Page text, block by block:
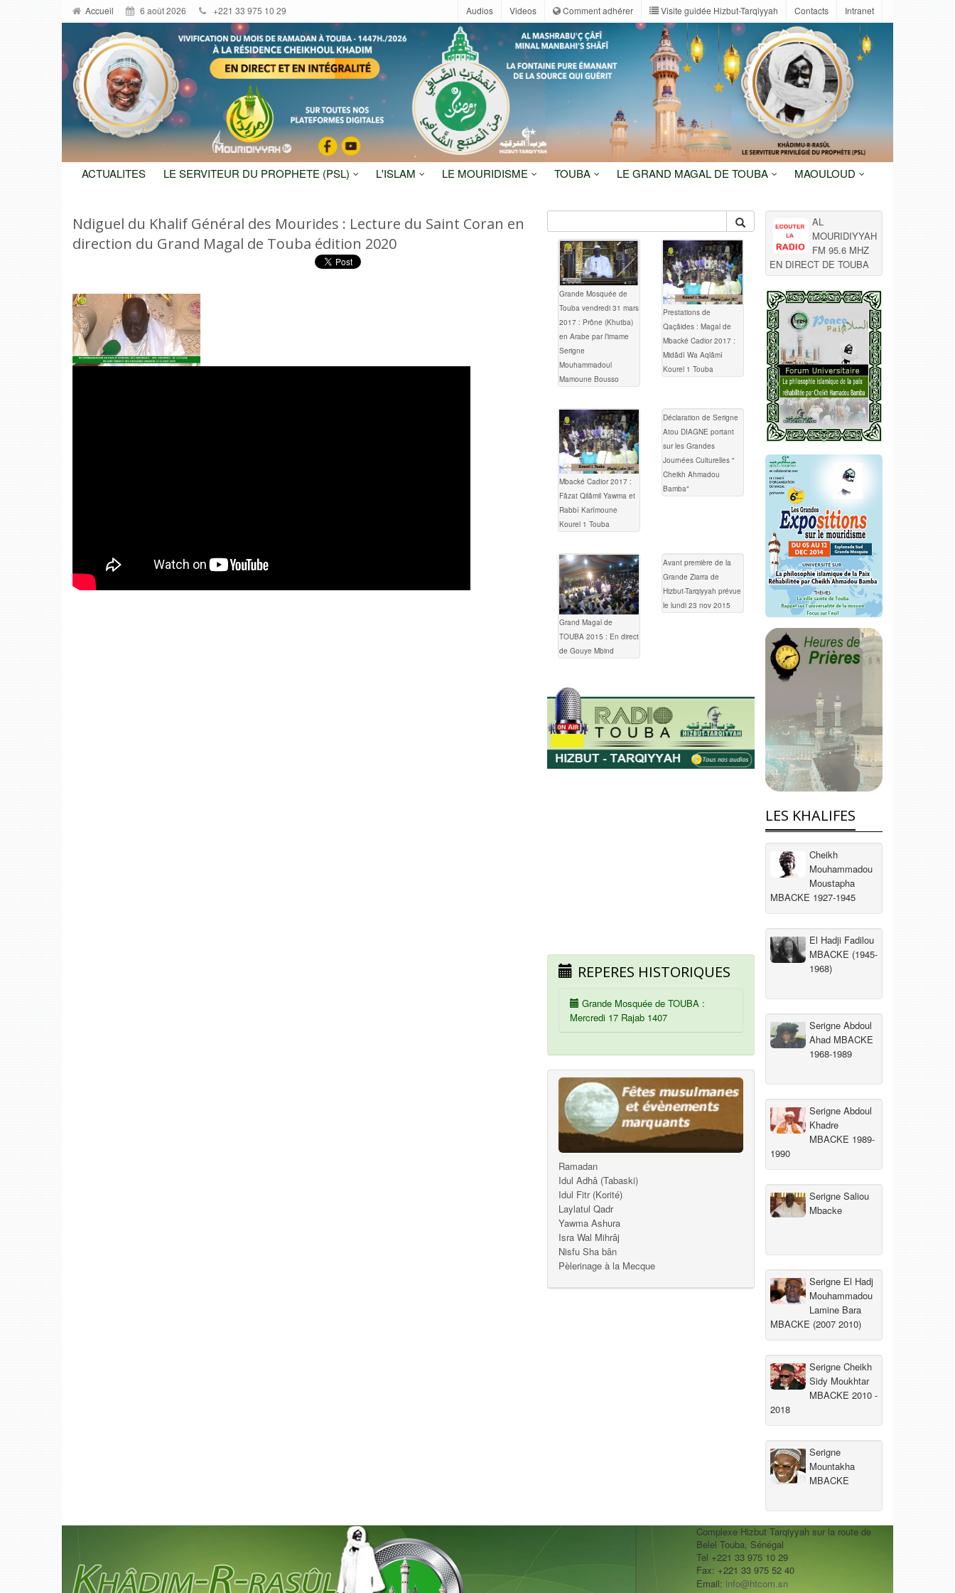
Accueil 6 août 2026 +221 33 975 10 29 Audios Videos Comment adhérer Visite guidée Hizbut-Tarqiyyah Contacts Intranet
ACTUALITES LE SERVITEUR DU PROPHETE (PSL) L'ISLAM LE MOURIDISME TOUBA LE GRAND MAGAL DE TOUBA MAOULOUD
Ndiguel du Khalif Général des Mourides : Lecture du Saint Coran en
direction du Grand Magal de Touba édition 2020
Grande Mosquée de
Touba vendredi 31 mars
2017 : Prône (Khutba)
en Arabe par l’imame
Serigne
Mouhammadoul
Mamoune Bousso
Prestations de
Qaçâides : Magal de
Mbacké Cadior 2017 :
Midâdî Wa Aqlâmî
Kourel 1 Touba
Mbacké Cadior 2017 :
Fâzat Qilâmil Yawma et
Rabbî Karîmoune
Kourel 1 Touba
Déclaration de Serigne
Atou DIAGNE portant
sur les Grandes
Journées Culturelles "
Cheikh Ahmadou
Bamba"
Grand Magal de
TOUBA 2015 : En direct
de Gouye Mbind
Avant première de la
Grande Ziarra de
Hizbut-Tarqiyyah prévue
le lundi 23 nov 2015
REPERES HISTORIQUES
Grande Mosquée de TOUBA :
Mercredi 17 Rajab 1407
Ramadan
Idul Adhâ (Tabaski)
Idul Fitr (Korité)
Laylatul Qadr
Yawma Ashura
Isra Wal Mihrâj
Nisfu Sha bân
Pèlerinage à la Mecque
AL
MOURIDIYYAH
FM 95.6 MHZ
EN DIRECT DE TOUBA
LES KHALIFES
Cheikh
Mouhammadou
Moustapha
MBACKE 1927-1945
El Hadji Fadilou
MBACKE (1945-
1968)
Serigne Abdoul
Ahad MBACKE
1968-1989
Serigne Abdoul
Khadre
MBACKE 1989-
1990
Serigne Saliou
Mbacke
Serigne El Hadj
Mouhammadou
Lamine Bara
MBACKE (2007 2010)
Serigne Cheikh
Sidy Moukhtar
MBACKE 2010 -
2018
Serigne
Mountakha
MBACKE
Complexe Hizbut Tarqiyyah sur la route de
Belel Touba, Sénégal
Tel +221 33 975 10 29
Fax: +221 33 975 52 40
Email: info@htcom.sn